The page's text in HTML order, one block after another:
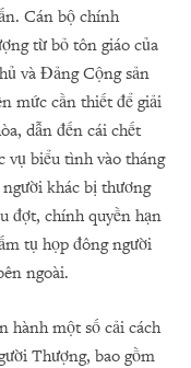
Cán bộ chính
từ bỏ tôn giáo của
và Đảng Cộng sản
mức cần thiết để giải
dẫn đến cái chết
vụ biểu tình vào tháng
khác bị thương
đợt, chính quyền hạn
tụ họp đông người
ngoài.
hành một số cải cách
Thượng, bao gồm